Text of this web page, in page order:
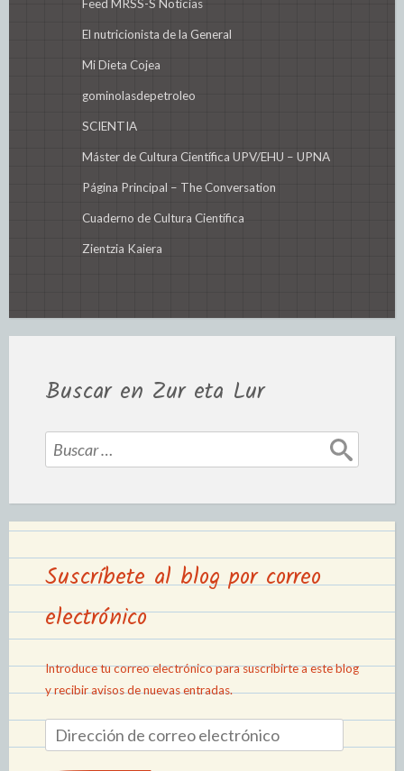
Feed MRSS-S Noticias
El nutricionista de la General
Mi Dieta Cojea
gominolasdepetroleo
SCIENTIA
Máster de Cultura Científica UPV/EHU – UPNA
Página Principal – The Conversation
Cuaderno de Cultura Científica
Zientzia Kaiera
Buscar en Zur eta Lur
Suscríbete al blog por correo
electrónico
Introduce tu correo electrónico para suscribirte a este blog
y recibir avisos de nuevas entradas.